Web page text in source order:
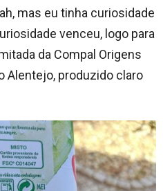
mas eu tinha curiosidade
venceu, logo para
da Compal Origens
Alentejo, produzido claro